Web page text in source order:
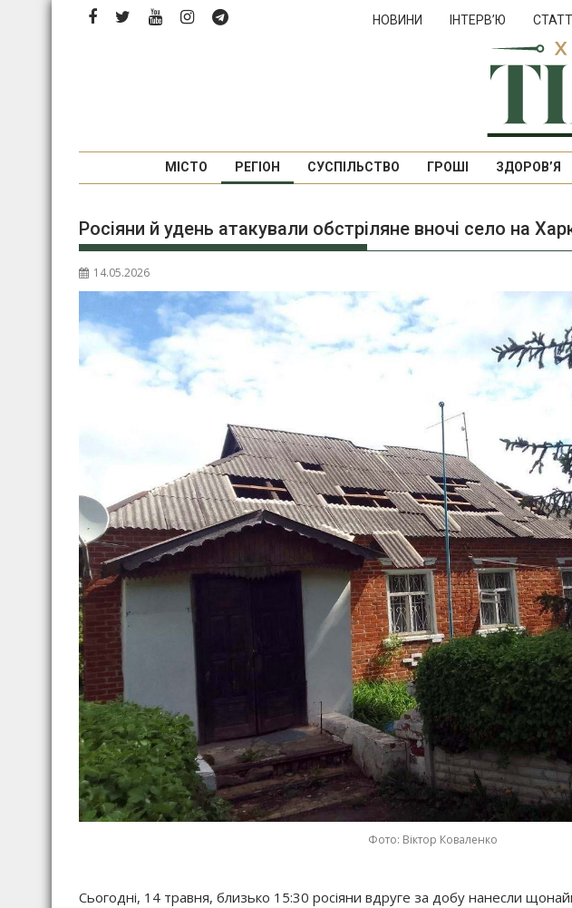
НОВИНИ ІНТЕРВ’Ю СТАТТІ
МІСТО РЕГІОН СУСПІЛЬСТВО ГРОШІ ЗДОРОВ’Я
Росіяни й удень атакували обстріляне вночі село на
14.05.2026
Фото: Віктор Коваленко
Сьогодні, 14 травня, близько 15:30 росіяни вдруге за добу нанесли